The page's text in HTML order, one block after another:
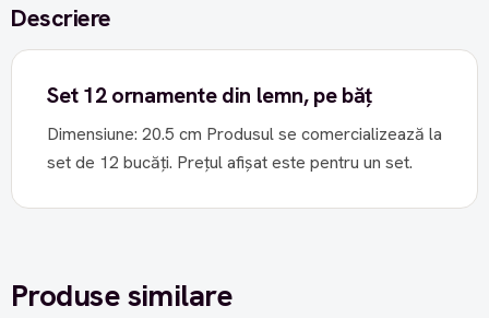
Descriere
Set 12 ornamente din lemn, pe băț
Dimensiune: 20.5 cm Produsul se comercializează la
set de 12 bucăți. Prețul afișat este pentru un set.
Produse similare